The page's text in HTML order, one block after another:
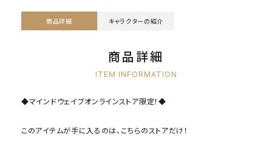
商品詳細 キャラクターの紹介
商品詳細
ITEM INFORMATION
◆マインドウェイブオンラインストア限定！◆
このアイテムが手に入るのは、こちらのストアだけ！